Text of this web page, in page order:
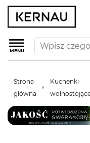
MENU
Strona
główna
Kuchenki